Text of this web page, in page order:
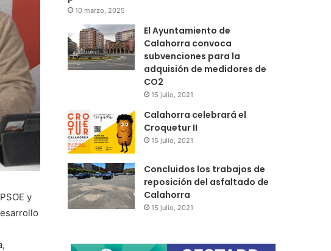
y
10 marzo, 2025
El Ayuntamiento de
Calahorra convoca
subvenciones para la
adquisión de medidores de
CO2
15 julio, 2021
Calahorra celebrará el
Croquetur II
15 julio, 2021
Concluidos los trabajos de
reposición del asfaltado de
Calahorra
15 julio, 2021